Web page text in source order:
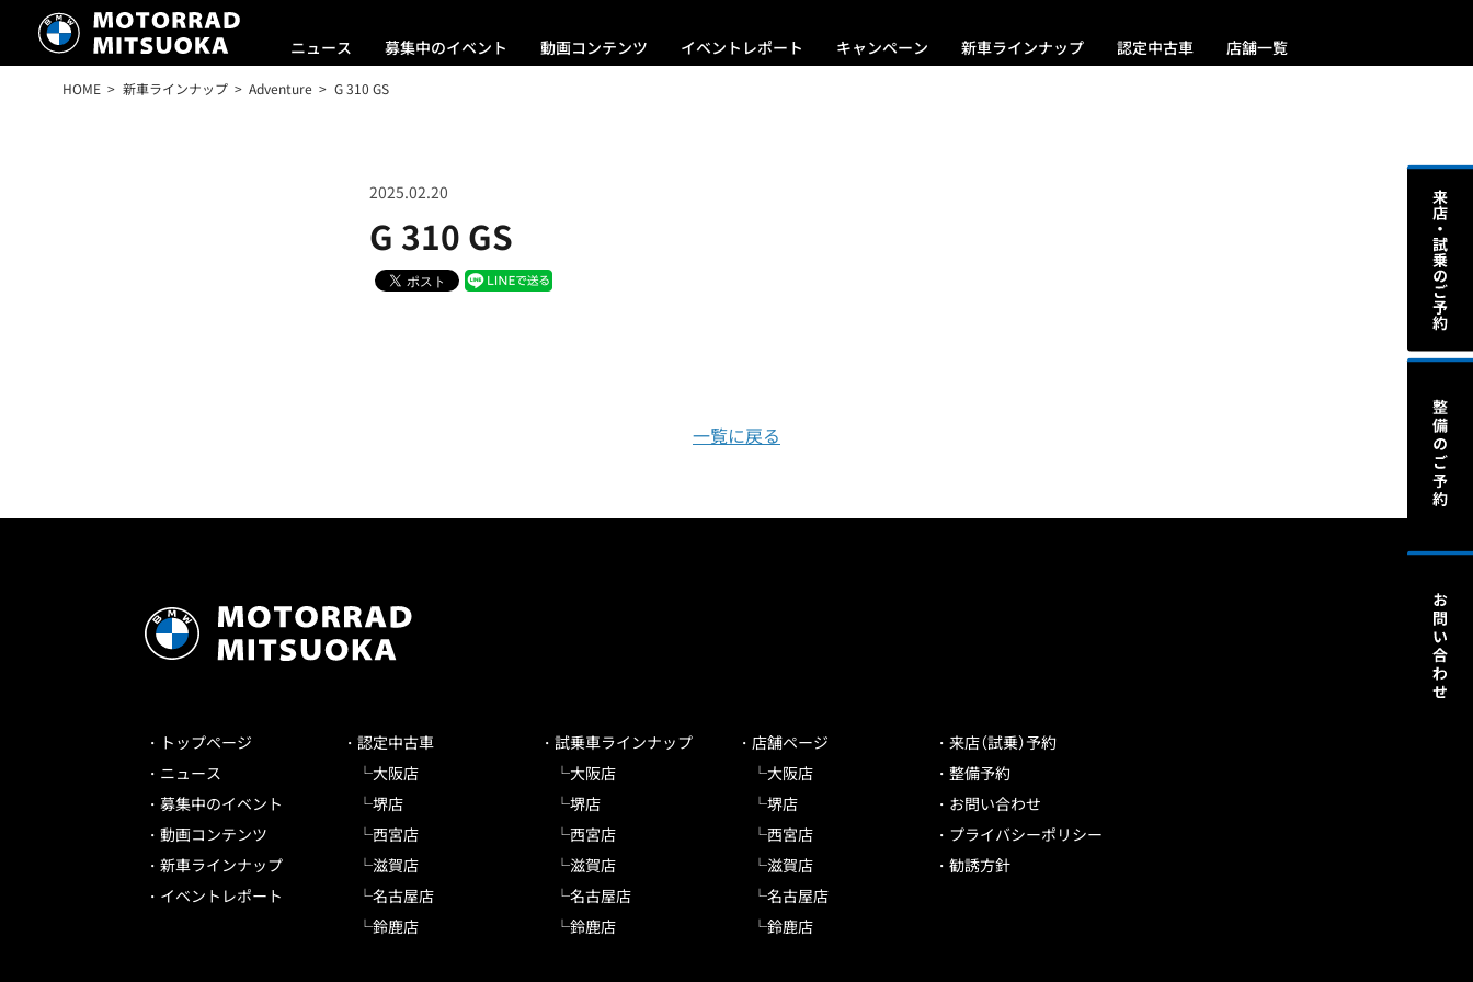
ニュース 募集中のイベント 動画コンテンツ イベントレポート キャンペーン 新車ラインナップ 認定中古車 店舗一覧
HOME 新車ラインナップ Adventure G 310 GS
G 310 GS
2025.02.20
一覧に戻る
トップページ
ニュース
募集中のイベント
動画コンテンツ
新車ラインナップ
イベントレポート
認定中古車
大阪店
堺店
西宮店
滋賀店
名古屋店
鈴鹿店
試乗車ラインナップ
大阪店
堺店
西宮店
滋賀店
名古屋店
鈴鹿店
店舗ページ
大阪店
堺店
西宮店
滋賀店
名古屋店
鈴鹿店
来店（試乗）予約
整備予約
お問い合わせ
プライバシーポリシー
勧誘方針